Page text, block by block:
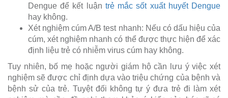
Dengue để kết luận trẻ mắc sốt xuất huyết Dengue
hay không.
Xét nghiệm cúm A/B test nhanh: Nếu có dấu hiệu của
cúm, xét nghiệm nhanh có thể được thực hiện để xác
định liệu trẻ có nhiễm virus cúm hay không.
Tuy nhiên, bố mẹ hoặc người giám hộ cần lưu ý việc xét
nghiệm sẽ được chỉ định dựa vào triệu chứng của bệnh và
bệnh sử của trẻ. Tuyệt đối không tự ý đưa trẻ đi làm xét